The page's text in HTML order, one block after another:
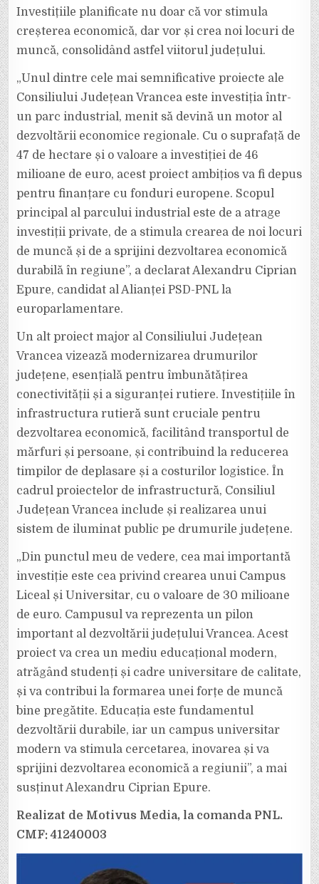
Investițiile planificate nu doar că vor stimula
creșterea economică, dar vor și crea noi locuri de
muncă, consolidând astfel viitorul județului.
„Unul dintre cele mai semnificative proiecte ale
Consiliului Județean Vrancea este investiția într-
un parc industrial, menit să devină un motor al
dezvoltării economice regionale. Cu o suprafață de
47 de hectare și o valoare a investiției de 46
milioane de euro, acest proiect ambițios va fi depus
pentru finanțare cu fonduri europene. Scopul
principal al parcului industrial este de a atrage
investiții private, de a stimula crearea de noi locuri
de muncă și de a sprijini dezvoltarea economică
durabilă în regiune”, a declarat Alexandru Ciprian
Epure, candidat al Alianței PSD-PNL la
europarlamentare.
Un alt proiect major al Consiliului Județean
Vrancea vizează modernizarea drumurilor
județene, esențială pentru îmbunătățirea
conectivității și a siguranței rutiere. Investițiile în
infrastructura rutieră sunt cruciale pentru
dezvoltarea economică, facilitând transportul de
mărfuri și persoane, și contribuind la reducerea
timpilor de deplasare și a costurilor logistice. În
cadrul proiectelor de infrastructură, Consiliul
Județean Vrancea include și realizarea unui
sistem de iluminat public pe drumurile județene.
„Din punctul meu de vedere, cea mai importantă
investiție este cea privind crearea unui Campus
Liceal și Universitar, cu o valoare de 30 milioane
de euro. Campusul va reprezenta un pilon
important al dezvoltării județului Vrancea. Acest
proiect va crea un mediu educațional modern,
atrăgând studenți și cadre universitare de calitate,
și va contribui la formarea unei forțe de muncă
bine pregătite. Educația este fundamentul
dezvoltării durabile, iar un campus universitar
modern va stimula cercetarea, inovarea și va
sprijini dezvoltarea economică a regiunii”, a mai
susținut Alexandru Ciprian Epure.
Realizat de Motivus Media, la comanda PNL.
CMF: 41240003